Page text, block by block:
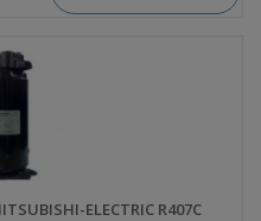
ELECTRIC R407C